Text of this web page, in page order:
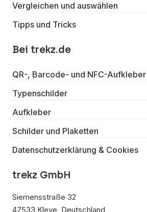
Vergleichen und auswählen
Tipps und Tricks
Bei trekz.de
QR-, Barcode- und NFC-Aufkleber
Typenschilder
Aufkleber
Schilder und Plaketten
Datenschutzerklärung & Cookies
trekz GmbH
Siemensstraße 32
47533 Kleve, Deutschland